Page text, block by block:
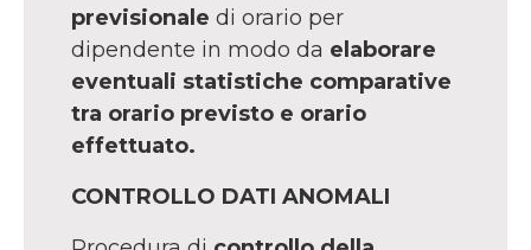
previsionale di orario per
dipendente in modo da elaborare
eventuali statistiche comparative
tra orario previsto e orario
effettuato.
CONTROLLO DATI ANOMALI